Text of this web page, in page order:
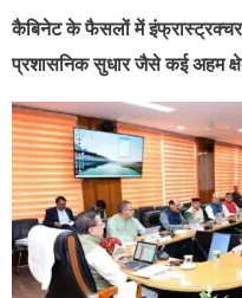
कैबिनेट के फैसलों में इंफ्रास्ट्रक्चर,
प्रशासनिक सुधार जैसे कई अहम